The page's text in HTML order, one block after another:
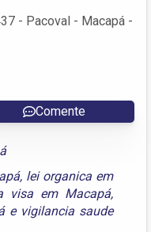
- Pacoval - Macapá -
Comente
, lei organica em
visa em Macapá,
e vigilancia saude